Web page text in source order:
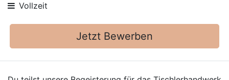
Vollzeit
Jetzt Bewerben